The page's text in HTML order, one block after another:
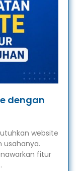
dengan
website
fitur